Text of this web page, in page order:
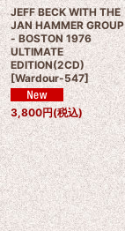
JEFF BECK WITH THE
JAN HAMMER GROUP
- BOSTON 1976
ULTIMATE
EDITION(2CD)
[Wardour-547]
3,800円(税込)